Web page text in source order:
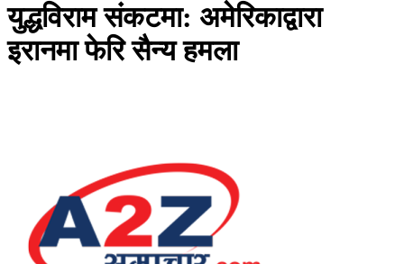
युद्धविराम संकटमा: अमेरिकाद्वारा
इरानमा फेरि सैन्य हमला